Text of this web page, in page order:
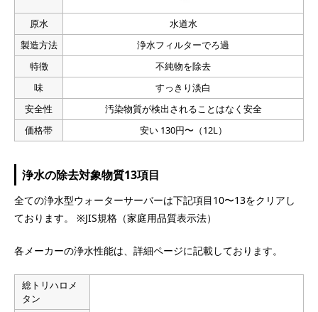
原水
水道水
製造方法
浄水フィルターでろ過
特徴
不純物を除去
味
すっきり淡白
安全性
汚染物質が検出されることはなく安全
価格帯
安い 130円〜（12L）
浄水の除去対象物質13項目
全ての浄水型ウォーターサーバーは下記項目10〜13をクリアし
ております。 ※JIS規格（家庭用品質表示法）
各メーカーの浄水性能は、詳細ページに記載しております。
総トリハロメ
タン